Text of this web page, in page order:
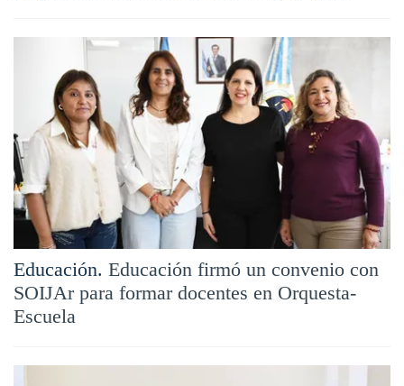
Educación. Educación firmó un convenio con
SOIJAr para formar docentes en Orquesta-
Escuela